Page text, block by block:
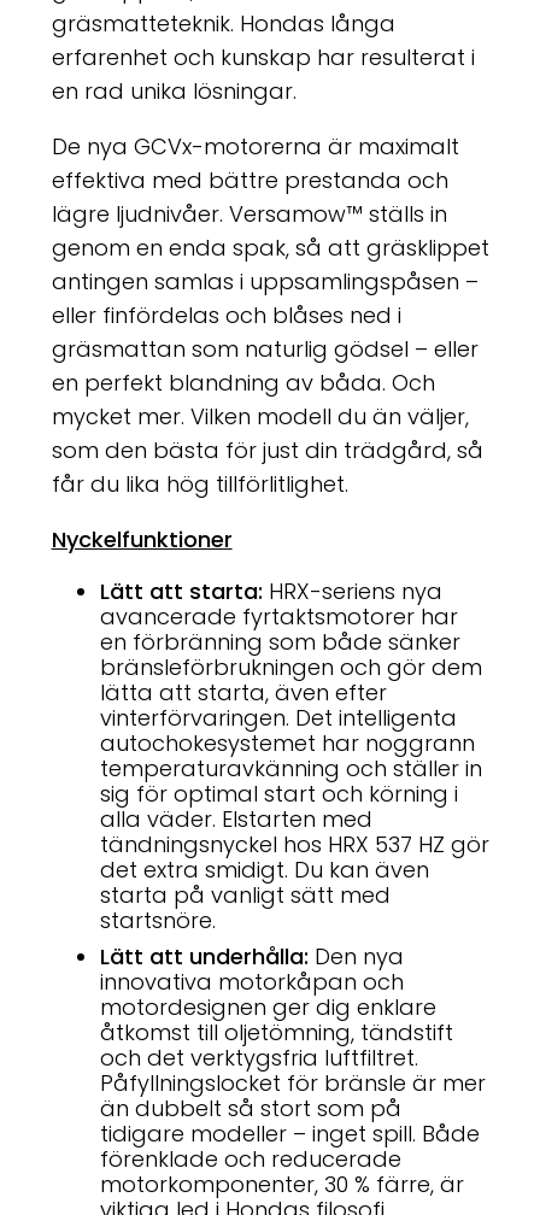
gräsmatteteknik. Hondas långa
erfarenhet och kunskap har resulterat i
en rad unika lösningar.
De nya GCVx-motorerna är maximalt
effektiva med bättre prestanda och
lägre ljudnivåer. Versamow™ ställs in
genom en enda spak, så att gräsklippet
antingen samlas i uppsamlingspåsen –
eller finfördelas och blåses ned i
gräsmattan som naturlig gödsel – eller
en perfekt blandning av båda. Och
mycket mer. Vilken modell du än väljer,
som den bästa för just din trädgård, så
får du lika hög tillförlitlighet.
Nyckelfunktioner
Lätt att starta: HRX-seriens nya
avancerade fyrtaktsmotorer har
en förbränning som både sänker
bränsleförbrukningen och gör dem
lätta att starta, även efter
vinterförvaringen. Det intelligenta
autochokesystemet har noggrann
temperaturavkänning och ställer in
sig för optimal start och körning i
alla väder. Elstarten med
tändningsnyckel hos HRX 537 HZ gör
det extra smidigt. Du kan även
starta på vanligt sätt med
startsnöre.
Lätt att underhålla: Den nya
innovativa motorkåpan och
motordesignen ger dig enklare
åtkomst till oljetömning, tändstift
och det verktygsfria luftfiltret.
Påfyllningslocket för bränsle är mer
än dubbelt så stort som på
tidigare modeller – inget spill. Både
förenklade och reducerade
motorkomponenter, 30 % färre, är